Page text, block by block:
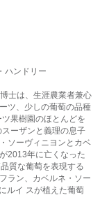
ハンドリー
士は、生涯農業者兼心
ツ、少しの葡萄の品種
果樹園のほとんどを
ーザンと義理の息子
ソーヴィニヨンとカベ
2013年に亡くなった
質な葡萄を表現する
ラン、カベルネ・ソー
ルイ スが植えた葡萄